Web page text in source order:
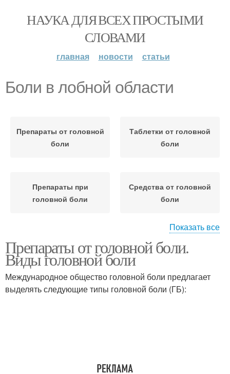
НАУКА ДЛЯ ВСЕХ ПРОСТЫМИ
СЛОВАМИ
главная новости статьи
Боли в лобной области
Препараты от головной
боли
Таблетки от головной
боли
Препараты при
головной боли
Средства от головной
боли
Головная боль Голова в области
Показать все
Препараты от головной боли.
Виды головной боли
Международное общество головной боли предлагает
выделять следующие типы головной боли (ГБ):